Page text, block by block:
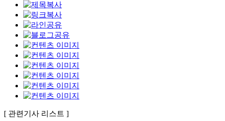
[ 관련기사 리스트 ]